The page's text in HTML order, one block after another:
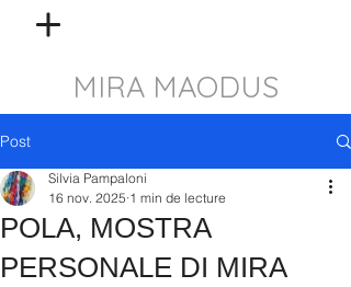
MIRA MAODUS
Post
POLA, MOSTRA
PERSONALE DI MIRA
Silvia Pampaloni
16 nov. 2025 1 min de lecture